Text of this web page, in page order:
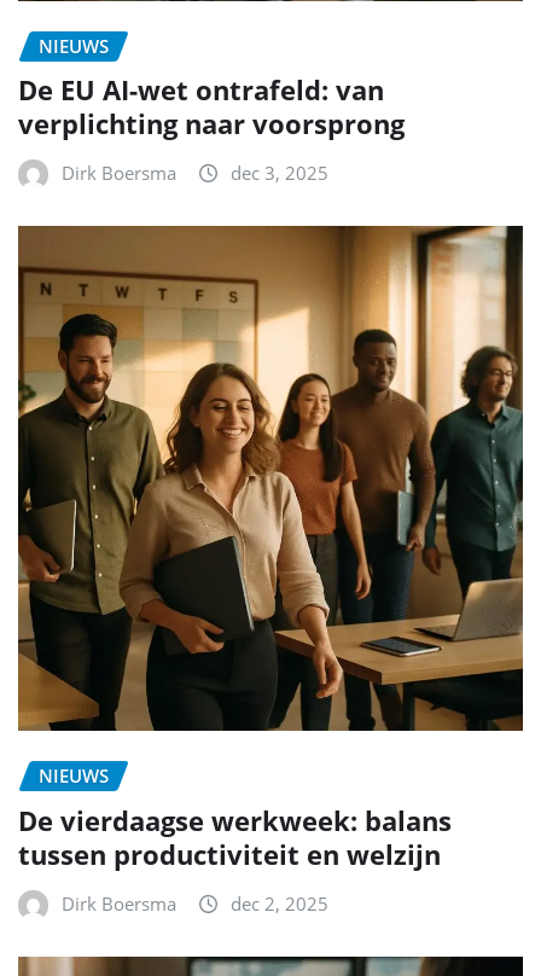
NIEUWS
De EU AI-wet ontrafeld: van
verplichting naar voorsprong
Dirk Boersma dec 3, 2025
NIEUWS
De vierdaagse werkweek: balans
tussen productiviteit en welzijn
Dirk Boersma dec 2, 2025